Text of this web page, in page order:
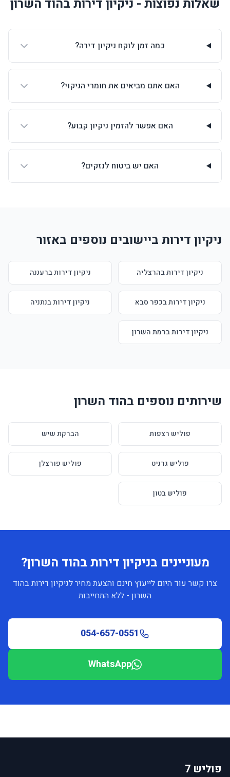
שאלות נפוצות - ניקיון דירות בהוד השרון
כמה זמן לוקח ניקיון דירה?
האם אתם מביאים את חומרי הניקוי?
האם אפשר להזמין ניקיון קבוע?
האם יש ביטוח לנזקים?
ניקיון דירות ביישובים נוספים באזור
ניקיון דירות בהרצליה ניקיון דירות ברעננה
ניקיון דירות בכפר סבא ניקיון דירות בנתניה
ניקיון דירות ברמת השרון
שירותים נוספים בהוד השרון
פוליש רצפות הברקת שיש
פוליש גרניט פוליש פורצלן
פוליש בטון
מעוניינים בניקיון דירות בהוד השרון?
צרו קשר עוד היום לייעוץ חינם והצעת מחיר לניקיון דירות בהוד
השרון - ללא התחייבות
054-657-0551
WhatsApp
פוליש 7